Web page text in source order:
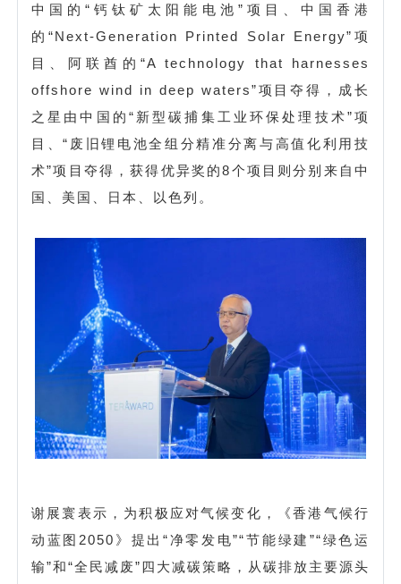
中国的“钙钛矿太阳能电池”项目、中国香港
的“Next-Generation Printed Solar Energy”项
目、阿联酋的“A technology that harnesses
offshore wind in deep waters”项目夺得，成长
之星由中国的“新型碳捕集工业环保处理技术”项
目、“废旧锂电池全组分精准分离与高值化利用技
术”项目夺得，获得优异奖的8个项目则分别来自中
国、美国、日本、以色列。
谢展寰表示，为积极应对气候变化，《香港气候行
动蓝图2050》提出“净零发电”“节能绿建”“绿色运
输”和“全民减废”四大减碳策略，从碳排放主要源头